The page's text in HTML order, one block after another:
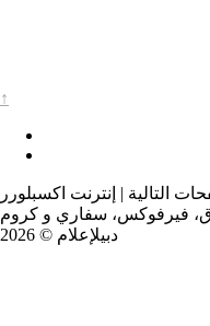
↑
التالية | إنترنت اكسبلورر
دبيلإعلام © 2026